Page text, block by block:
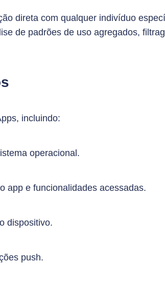
direta com qualquer indivíduo
de padrões de uso agregados,
incluindo:
operacional.
app e funcionalidades acessadas.
dispositivo.
push.